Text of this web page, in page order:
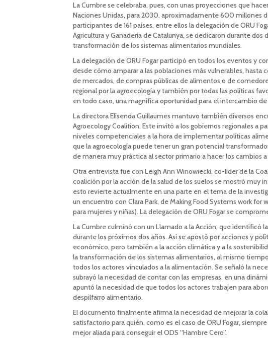
La Cumbre se celebraba, pues, con unas proyecciones que
Naciones Unidas, para 2030, aproximadamente 600 millones
participantes de 161 países, entre ellos la delegación de ORU
Agricultura y Ganadería de Catalunya, se dedicaron durante
transformación de los sistemas alimentarios mundiales.
La delegación de ORU Fogar participó en todos los eventos y
desde cómo amparar a las poblaciones más vulnerables,
de mercados, de compras públicas de alimentos o de
regional por la agroecología y también por todas las políticas
en todo caso, una magnífica oportunidad para el intercambio
La directora Elisenda Guillaumes mantuvo también diversos
Agroecology Coalition. Este invitó a los gobiernos regionales a
niveles competenciales a la hora de implementar políticas
que la agroecología puede tener un gran potencial
de manera muy práctica al sector primario a hacer los cambios
Otra entrevista fue con Leigh Ann Winowiecki, co-líder de la
coalición por la acción de la salud de los suelos se mostró
esto revierte actualmente en una parte en el tema de la
un encuentro con Clara Park, de Making Food Systems work
para mujeres y niñas). La delegación de ORU Fogar se
La Cumbre culminó con un Llamado a la Acción, que identificó
durante los próximos dos años. Así se apostó por acciones y
económico, pero también a la acción climática y a la
la transformación de los sistemas alimentarios, al mismo
todos los actores vinculados a la alimentación. Se señaló la
subrayó la necesidad de contar con las empresas, en una
apuntó la necesidad de que todos los actores trabajen para
despilfarro alimentario.
El documento finalmente afirma la necesidad de mejorar la
satisfactorio para quién, como es el caso de ORU Fogar,
mejor aliada para conseguir el ODS “Hambre Cero”.